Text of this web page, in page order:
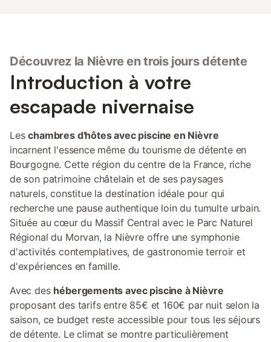
Découvrez la Nièvre en trois jours détente
Introduction à votre
escapade nivernaise
Leschambres d'hôtes avec piscine en Nièvre
incarnent l'essence même du tourisme de détente en
Bourgogne. Cette région du centre de la France, riche
de son patrimoine châtelain et de ses paysages
naturels, constitue la destination idéale pour qui
recherche une pause authentique loin du tumulte urbain.
Située au cœur du Massif Central avec le Parc Naturel
Régional du Morvan, la Nièvre offre une symphonie
d'activités contemplatives, de gastronomie terroir et
d'expériences en famille.
Avec des hébergements avec piscine à Nièvre
proposant des tarifs entre 85€ et 160€ par nuit selon la
saison, ce budget reste accessible pour tous les séjours
de détente. Le climat se montre particulièrement